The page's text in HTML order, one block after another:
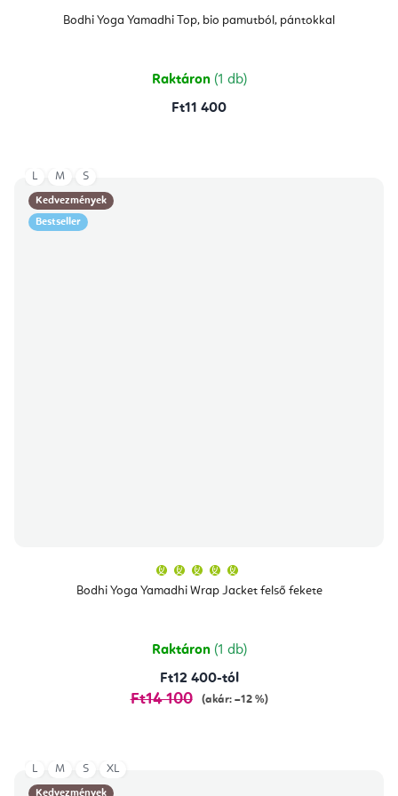
Bodhi Yoga Yamadhi Top, bio pamutból, pántokkal
Raktáron (1 db)
Ft11 400
Kedvezmények
Bestseller
Bodhi Yoga Yamadhi Wrap Jacket felső fekete
átlagos
értékelése
csillag.
Raktáron (1 db)
Ft12 400-tól
Ft14 100 (akár: –12 %)
L M S
Kedvezmények
L M S XL